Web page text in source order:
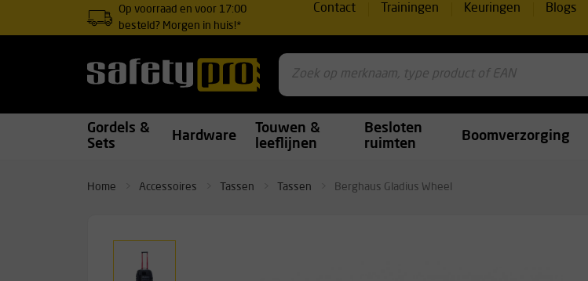
Op voorraad en voor 17:00
besteld? Morgen in huis!*
Contact Trainingen Keuringen Blogs
Gordels &
Sets
Hardware
Touwen &
leeflijnen
Besloten
ruimten
Boomverzorging
Home Accessoires Tassen Tassen Berghaus Gladius Wheel